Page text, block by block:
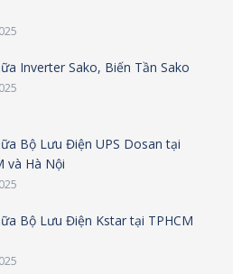
Inverter Sako, Biến Tần Sako
Bộ Lưu Điện UPS Dosan tại
và Hà Nội
Bộ Lưu Điện Kstar tại TPHCM